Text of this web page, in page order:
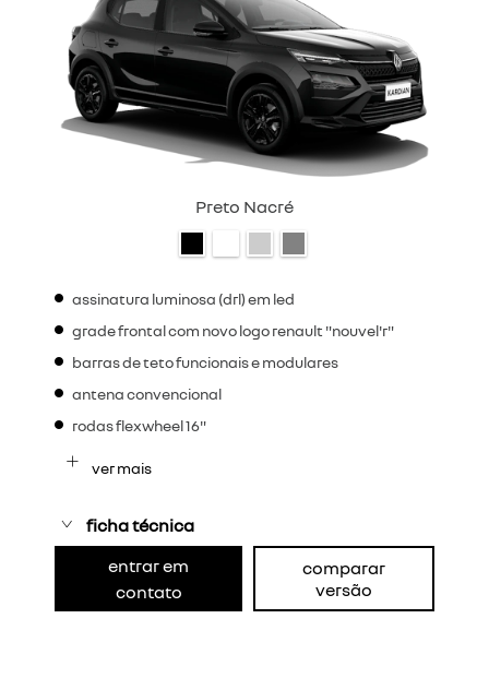
Preto Nacré
assinatura luminosa (drl) em led
grade frontal com novo logo renault "nouvel'r"
barras de teto funcionais e modulares
antena convencional
rodas flexwheel 16"
ver mais
ficha técnica
entrar em
contato
comparar
versão